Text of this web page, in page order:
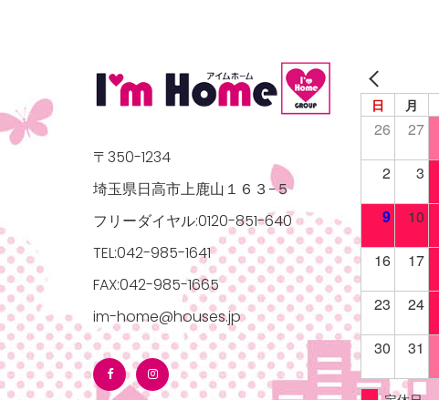
〒350-1234
埼玉県日高市上鹿山１６３−５
フリーダイヤル:0120-851-640
TEL:042-985-1641
FAX:042-985-1665
im-home@houses.jp
日 月
26 27
2 3
9 10
16 17
23 24
30 31